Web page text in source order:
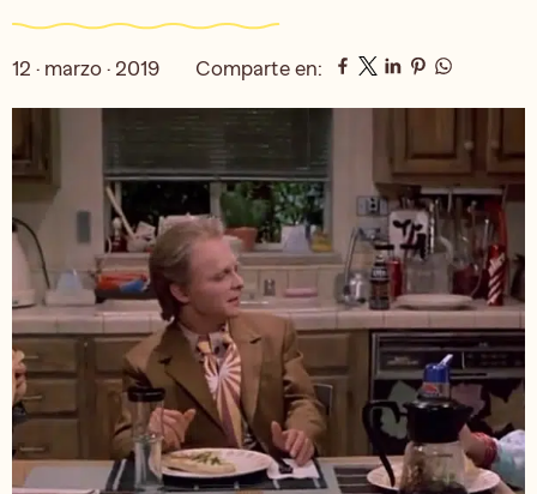
12 · marzo · 2019 Comparte en: